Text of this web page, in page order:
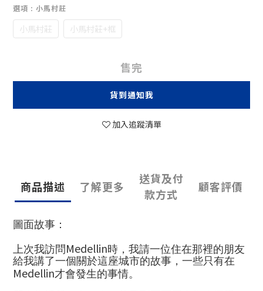
選項 : 小馬村莊
小馬村莊 小馬村莊+框
售完
貨到通知我
加入追蹤清單
商品描述 了解更多
送貨及付
款方式
顧客評價
圖面故事：
上次我訪問 Medellin時，我請一位住在那裡的朋友
給我講了一個關於這座城市的故事，一些只有在
Medellin才會發生的事情。